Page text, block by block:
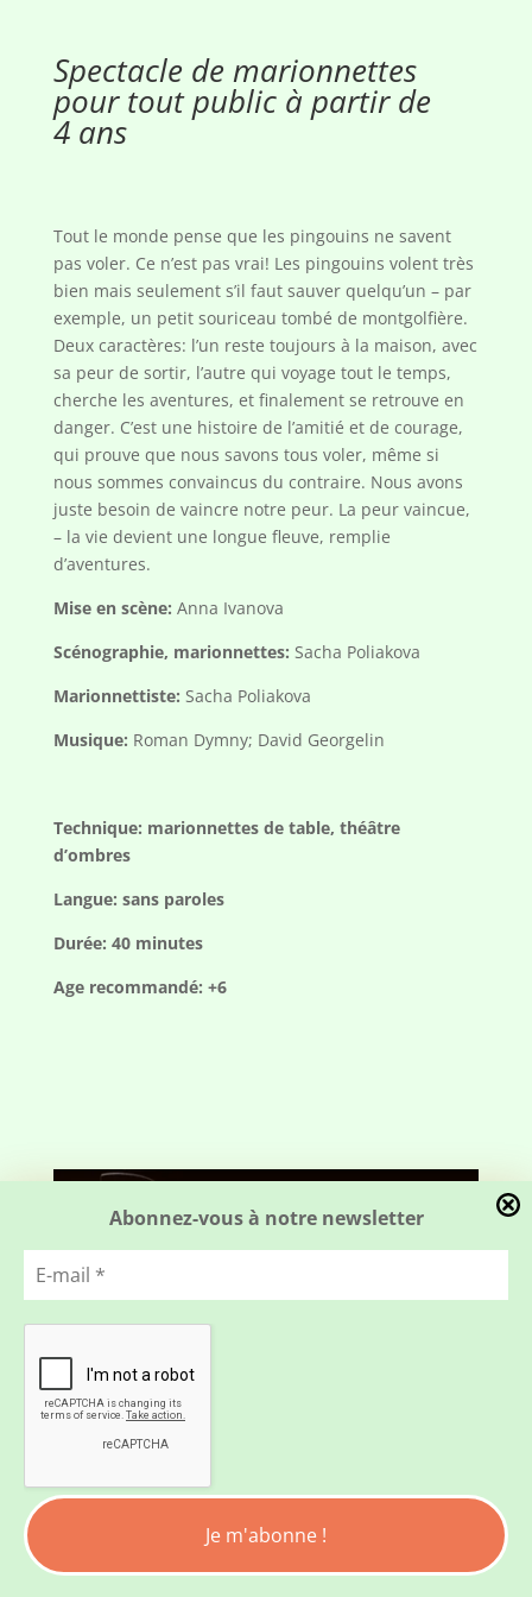
Spectacle de marionnettes
pour tout public à partir de
4 ans
Tout le monde pense que les pingouins ne savent
pas voler. Ce n’est pas vrai! Les pingouins volent très
bien mais seulement s’il faut sauver quelqu’un – par
exemple, un petit souriceau tombé de montgolfière.
Deux caractères: l’un reste toujours à la maison, avec
sa peur de sortir, l’autre qui voyage tout le temps,
cherche les aventures, et finalement se retrouve en
danger. C’est une histoire de l’amitié et de courage,
qui prouve que nous savons tous voler, même si
nous sommes convaincus du contraire. Nous avons
juste besoin de vaincre notre peur. La peur vaincue,
– la vie devient une longue fleuve, remplie
d’aventures.
Mise en scène: Anna Ivanova
Scénographie, marionnettes: Sacha Poliakova
Marionnettiste: Sacha Poliakova
Musique: Roman Dymny; David Georgelin
Technique: marionnettes de table, théâtre
d’ombres
Langue: sans paroles
Durée: 40 minutes
Age recommandé: +6
Abonnez-vous à notre newsletter